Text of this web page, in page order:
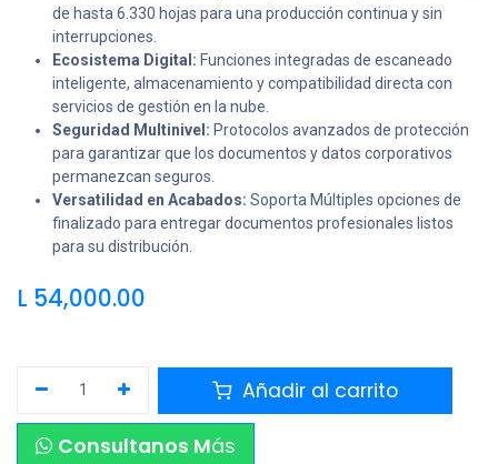
de hasta 6.330 hojas para una producción continua y sin
interrupciones.
Ecosistema Digital: Funciones integradas de escaneado
inteligente, almacenamiento y compatibilidad directa con
servicios de gestión en la nube.
Seguridad Multinivel: Protocolos avanzados de protección
para garantizar que los documentos y datos corporativos
permanezcan seguros.
Versatilidad en Acabados: Soporta Múltiples opciones de
finalizado para entregar documentos profesionales listos
para su distribución.
L 54,000.00
Añadir al carrito
Consultanos Más